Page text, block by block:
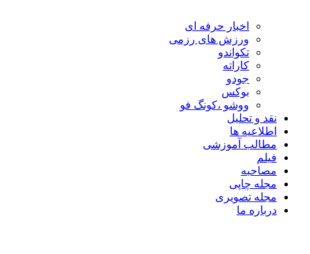
اخبار حرفه ای
ورزش های رزمی
تکواندو
کاراته
جودو
بوکس
ووشو ،کونگ فو
نقد و تحلیل
اطلاعیه ها
مطالب آموزشی
فیلم
مصاحبه
مجله چاپی
مجله تصویری
درباره ما